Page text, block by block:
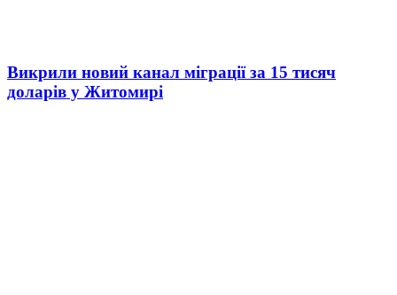
Викрили новий канал міграції за 15 тисяч
доларів у Житомирі